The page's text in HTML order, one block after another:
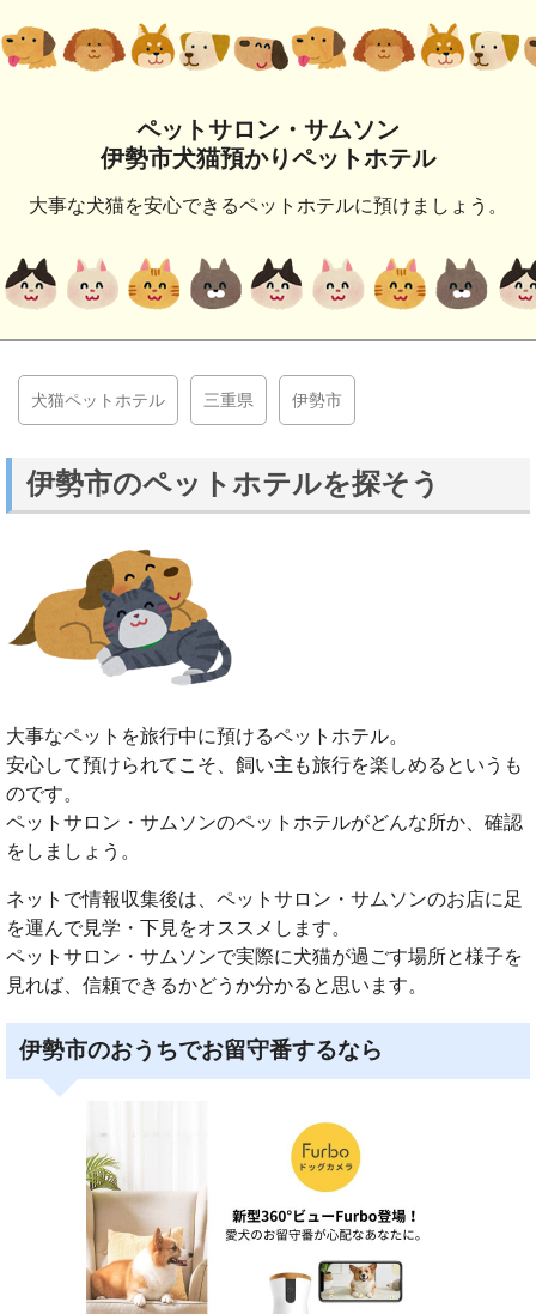
ペットサロン・サムソン
伊勢市犬猫預かりペットホテル
大事な犬猫を安心できるペットホテルに預けましょう。
犬猫ペットホテル 三重県 伊勢市
伊勢市のペットホテルを探そう
大事なペットを旅行中に預けるペットホテル。
安心して預けられてこそ、飼い主も旅行を楽しめるというも
のです。
ペットサロン・サムソンのペットホテルがどんな所か、確認
をしましょう。
ネットで情報収集後は、ペットサロン・サムソンのお店に足
を運んで見学・下見をオススメします。
ペットサロン・サムソンで実際に犬猫が過ごす場所と様子を
見れば、信頼できるかどうか分かると思います。
伊勢市のおうちでお留守番するなら